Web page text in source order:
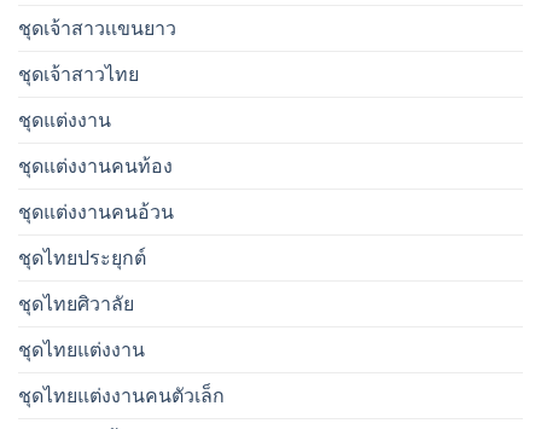
ชุดเจ้าสาวเเขนยาว
ชุดเจ้าสาวไทย
ชุดแต่งงาน
ชุดแต่งงานคนท้อง
ชุดแต่งงานคนอ้วน
ชุดไทยประยุกต์
ชุดไทยศิวาลัย
ชุดไทยแต่งงาน
ชุดไทยแต่งงานคนตัวเล็ก